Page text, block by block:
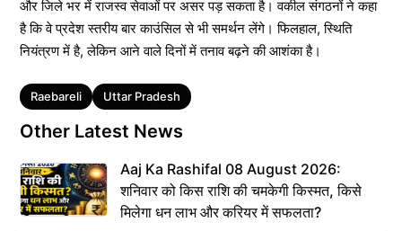
और जिले भर में राजस्व सेवाओं पर असर पड़ सकता है। वकील संगठनों ने कहा
है कि वे प्रदेश स्तरीय बार काउंसिल से भी समर्थन लेंगे। फिलहाल, स्थिति
नियंत्रण में है, लेकिन आने वाले दिनों में तनाव बढ़ने की आशंका है।
Tags
Raebareli Uttar Pradesh
Other Latest News
Aaj Ka Rashifal 08 August 2026:
शनिवार को किस राशि की चमकेगी किस्मत, किसे
मिलेगा धन लाभ और करियर में सफलता?